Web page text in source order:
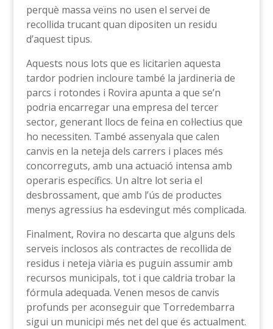
perquè massa veïns no usen el servei de
recollida trucant quan dipositen un residu
d’aquest tipus.
Aquests nous lots que es licitarien aquesta
tardor podrien incloure també la jardineria de
parcs i rotondes i Rovira apunta a que se’n
podria encarregar una empresa del tercer
sector, generant llocs de feina en col·lectius que
ho necessiten. També assenyala que calen
canvis en la neteja dels carrers i places més
concorreguts, amb una actuació intensa amb
operaris específics. Un altre lot seria el
desbrossament, que amb l’ús de productes
menys agressius ha esdevingut més complicada.
Finalment, Rovira no descarta que alguns dels
serveis inclosos als contractes de recollida de
residus i neteja viària es puguin assumir amb
recursos municipals, tot i que caldria trobar la
fórmula adequada. Venen mesos de canvis
profunds per aconseguir que Torredembarra
sigui un municipi més net del que és actualment.